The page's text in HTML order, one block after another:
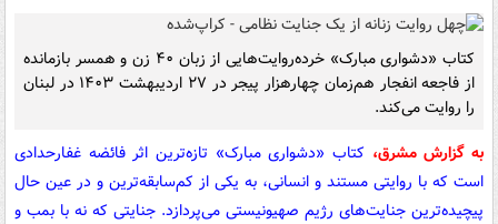
کتاب «دشواری مبارک» خرده‌روایت‌هایی از زبان ۴۰ زن و همسر بازمانده
از فاجعه انفجار هم‌زمان چهارهزار پیجر در ۲۷ اردیبهشت ۱۴۰۳ در لبنان
را روایت می‌کند.
به گزارش مشرق، کتاب «دشواری مبارک» تازه‌ترین اثر فائضه غفارحدادی
است که با روایتی مستند و انسانی، به یکی از کم‌سابقه‌ترین و در عین حال
پیچیده‌ترین جنایت‌های رژیم صهیونیستی می‌پردازد. جنایتی که نه با بمب و